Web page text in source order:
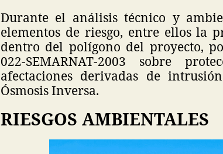
Durante el análisis técnico y
elementos de riesgo, entre ellos la
dentro del polígono del proyecto,
022-SEMARNAT-2003 sobre
afectaciones derivadas de
Ósmosis Inversa.
RIESGOS AMBIENTALES